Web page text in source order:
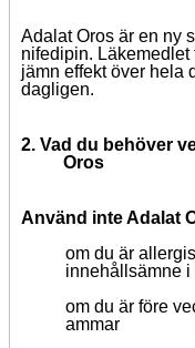
Adalat Oros är en ny
nifedipin. Läkemedlet
jämn effekt över hela
dagligen.
2. Vad du behöver
Oros
Använd inte Adalat
om du är
innehållsämne i
om du är före
ammar